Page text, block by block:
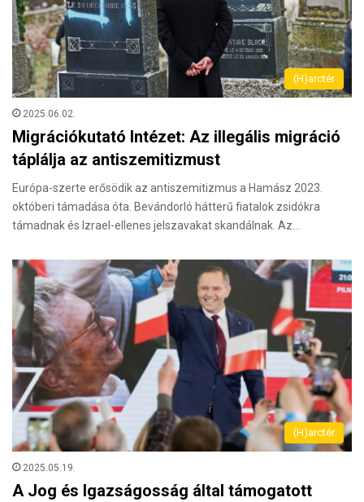
(H)arctér
2025.06.02.
Migrációkutató Intézet: Az illegális migráció
táplálja az antiszemitizmust
Európa-szerte erősödik az antiszemitizmus a Hamász 2023.
októberi támadása óta. Beván­dorló hátterű fiatalok zsidókra
támadnak és Izrael-ellenes jelszavakat skandálnak. Az…
(H)arctér
2025.05.19.
A Jog és Igazságosság által támogatott